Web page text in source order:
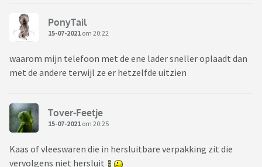
PonyTail
15-07-2021 om 20:22
waarom mijn telefoon met de ene lader sneller oplaadt dan
met de andere terwijl ze er hetzelfde uitzien
Tover-Feetje
15-07-2021 om 20:25
Kaas of vleeswaren die in hersluitbare verpakking zit die
vervolgens niet hersluit